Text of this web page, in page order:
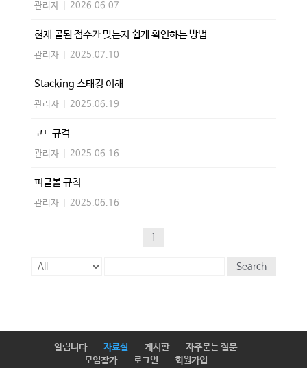
관리자 2026.06.07
현재 콜된 점수가 맞는지 쉽게 확인하는 방법
관리자 2025.07.10
Stacking 스태킹 이해
관리자 2025.06.19
코트규격
관리자 2025.06.16
피클볼 규칙
관리자 2025.06.16
1
Search
알립니다 자료실 게시판
자주묻는 질문
모임참가
로그인 회원가입